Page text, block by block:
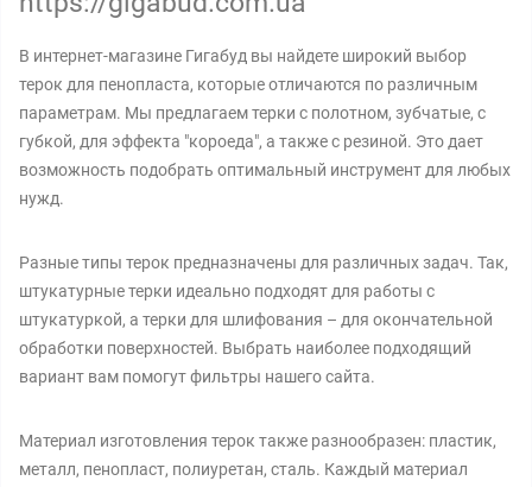
В интернет-магазине Гигабуд вы найдете широкий выбор
терок для пенопласта, которые отличаются по различным
параметрам. Мы предлагаем терки с полотном, зубчатые, с
губкой, для эффекта "короеда", а также с резиной. Это дает
возможность подобрать оптимальный инструмент для любых
нужд.
Разные типы терок предназначены для различных задач. Так,
штукатурные терки идеально подходят для работы с
штукатуркой, а терки для шлифования – для окончательной
обработки поверхностей. Выбрать наиболее подходящий
вариант вам помогут фильтры нашего сайта.
Материал изготовления терок также разнообразен: пластик,
металл, пенопласт, полиуретан, сталь. Каждый материал